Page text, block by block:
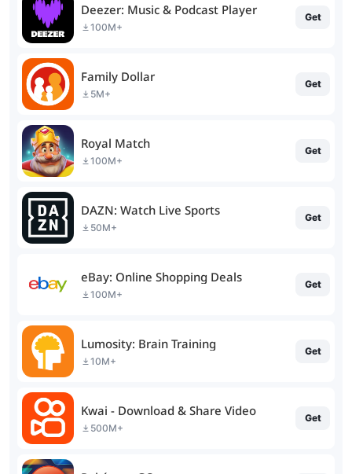
Deezer: Music & Podcast Player
100M+
Get
Family Dollar
5M+
Get
Royal Match
100M+
Get
DAZN: Watch Live Sports
50M+
Get
eBay: Online Shopping Deals
100M+
Get
Lumosity: Brain Training
10M+
Get
Kwai - Download & Share Video
500M+
Get